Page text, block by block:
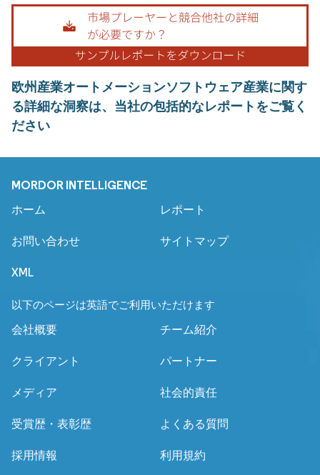
欧州産業オートメーションソフトウェア産業に関す
る詳細な洞察は、当社の包括的なレポートをご覧く
ださい
MORDOR INTELLIGENCE
ホーム レポート
お問い合わせ サイトマップ
XML
以下のページは英語でご利用いただけます
会社概要 チーム紹介
クライアント パートナー
メディア 社会的責任
受賞歴・表彰歴 よくある質問
採用情報 利用規約